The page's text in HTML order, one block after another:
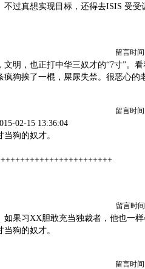
不过真想实现目标，还得去ISIS 受受
留言时间
文明，也正打中华三奴才的“7寸”。
疯狗挨了一棍，屎尿失禁。很恶心的
留言时间
02-15 13:36:04
狗的奴才。
留言时
如果习XX胆敢充当独裁者，他也一
狗的奴才。
留言时间